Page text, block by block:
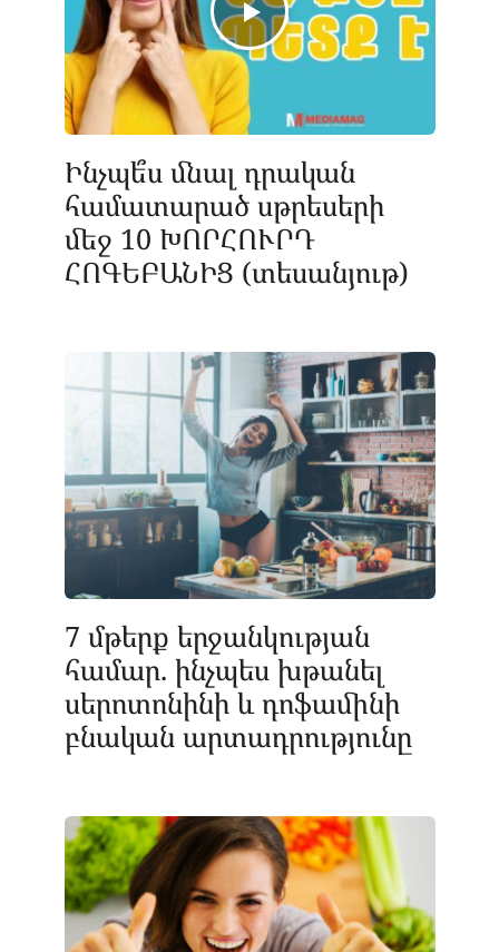
Ինչպե՞ս մնալ դրական
համատարած սթրեսերի
մեջ 10 ԽՈՐՀՈՒՐԴ
ՀՈԳԵԲԱՆԻՑ (տեսանյութ)
7 մթերք երջանկության
համար. ինչպես խթանել
սերոտոնինի և դոֆամինի
բնական արտադրությունը